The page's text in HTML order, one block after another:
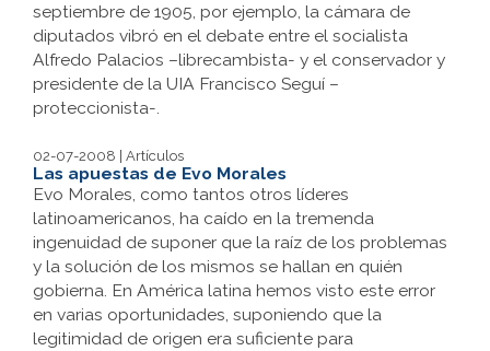
septiembre de 1905, por ejemplo, la cámara de
diputados vibró en el debate entre el socialista
Alfredo Palacios –librecambista- y el conservador y
presidente de la UIA Francisco Seguí –
proteccionista-.
02-07-2008 | Artículos
Las apuestas de Evo Morales
Evo Morales, como tantos otros líderes
latinoamericanos, ha caído en la tremenda
ingenuidad de suponer que la raíz de los problemas
y la solución de los mismos se hallan en quién
gobierna. En América latina hemos visto este error
en varias oportunidades, suponiendo que la
legitimidad de origen era suficiente para